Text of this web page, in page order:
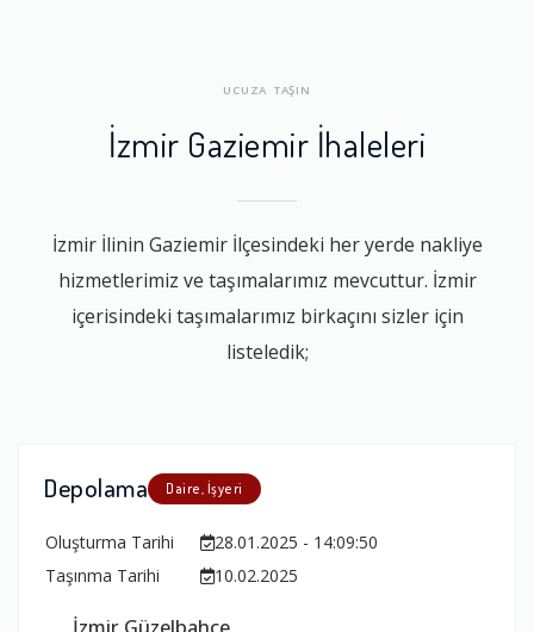
UCUZA TAŞIN
İzmir Gaziemir İhaleleri
İzmir İlinin Gaziemir İlçesindeki her yerde nakliye
hizmetlerimiz ve taşımalarımız mevcuttur. İzmir
içerisindeki taşımalarımız birkaçını sizler için
listeledik;
Depolama Daire, İşyeri
Oluşturma Tarihi
28.01.2025 - 14:09:50
Taşınma Tarihi
10.02.2025